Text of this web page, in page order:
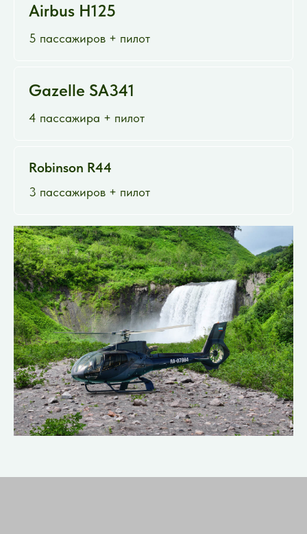
Airbus H125
5 пассажиров + пилот
Gazelle SA341
4 пассажира + пилот
Robinson R44
3 пассажиров + пилот